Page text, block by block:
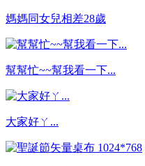
媽媽同女兒相差28歲
幫幫忙~~幫我看一下...
大家好ㄚ...